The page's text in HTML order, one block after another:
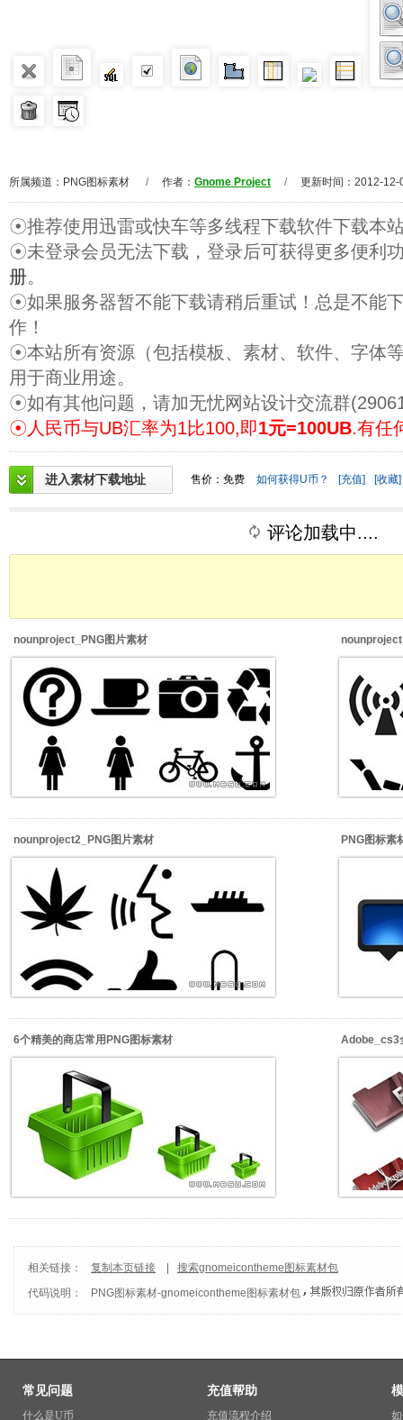
所属频道： PNG图标素材 / 作者： Gnome Project / 更新时间：2012-12-
☉推荐使用迅雷或快车等多线程下载软件下载本
☉未登录会员无法下载，登录后可获得更多便利
册。
☉如果服务器暂不能下载请稍后重试！总是不能
作！
☉本站所有资源（包括模板、素材、软件、字体
用于商业用途。
☉如有其他问题，请加无忧网站设计交流群
☉人民币与UB汇率为1比100,即1元=100UB.有任
进入素材下载地址 售价：免费 如何获得U币？ [充值] [收藏]
评论加载中....
nounproject_PNG图片素材
nounproject2_PNG图片素材 PNG图标素
6个精美的商店常用PNG图标素材 Adobe_cs3
相关链接： 复制本页链接
搜索gnomeicontheme图标素材包
代码说明：
PNG图标素材-gnomeicontheme图标素材包
常见问题
什么是U币
充值帮助
充值流程介绍